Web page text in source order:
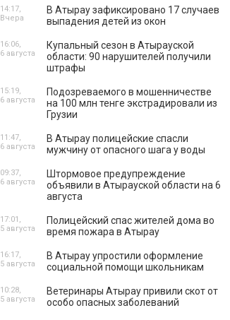
В Атырау зафиксировано 17 случаев
выпадения детей из окон
14:17,
Вчера
Купальный сезон в Атырауской
области: 90 нарушителей получили
штрафы
16:06,
6 августа
Подозреваемого в мошенничестве
на 100 млн тенге экстрадировали из
Грузии
15:19,
6 августа
В Атырау полицейские спасли
мужчину от опасного шага у воды
11:47,
6 августа
Штормовое предупреждение
объявили в Атырауской области на 6
августа
09:37,
6 августа
Полицейский спас жителей дома во
время пожара в Атырау
17:01,
5 августа
В Атырау упростили оформление
социальной помощи школьникам
16:17,
5 августа
Ветеринары Атырау привили скот от
особо опасных заболеваний
10:28,
5 августа